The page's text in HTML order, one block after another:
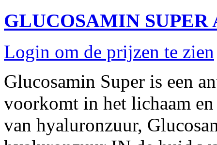
GLUCOSAMIN SUPER
Login om de prijzen te zien
Glucosamin Super is een
voorkomt in het lichaam en
van hyaluronzuur,